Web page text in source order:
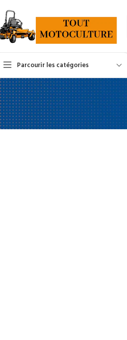
Parcourir les catégories